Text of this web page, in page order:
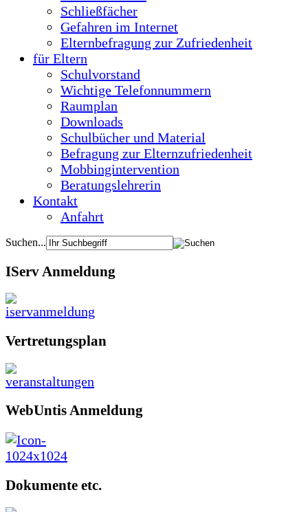
Schließfächer
Gefahren im Internet
Elternbefragung zur Zufriedenheit
für Eltern
Schulvorstand
Wichtige Telefonnummern
Raumplan
Downloads
Schulbücher und Material
Befragung zur Elternzufriedenheit
Mobbingintervention
Beratungslehrerin
Kontakt
Anfahrt
Suchen...
IServ Anmeldung
Vertretungsplan
WebUntis Anmeldung
Dokumente etc.